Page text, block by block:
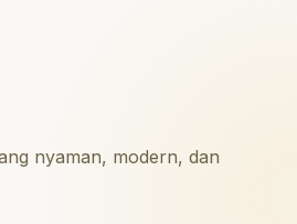
nyaman, modern, dan